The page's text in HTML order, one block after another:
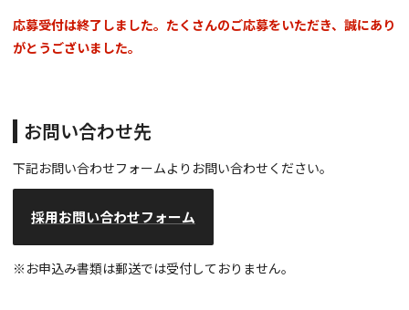
応募受付は終了しました。たくさんのご応募をいただき、誠にあり
がとうございました。
お問い合わせ先
下記お問い合わせフォームよりお問い合わせください。
採用お問い合わせフォーム
※お申込み書類は郵送では受付しておりません。